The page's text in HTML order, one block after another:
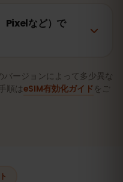
など）で
ージョンによって多少異な
順はeSIM有効化ガイドをご